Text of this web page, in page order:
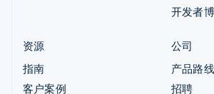
开发者
资源
指南
客户案例
公司
产品路
招聘